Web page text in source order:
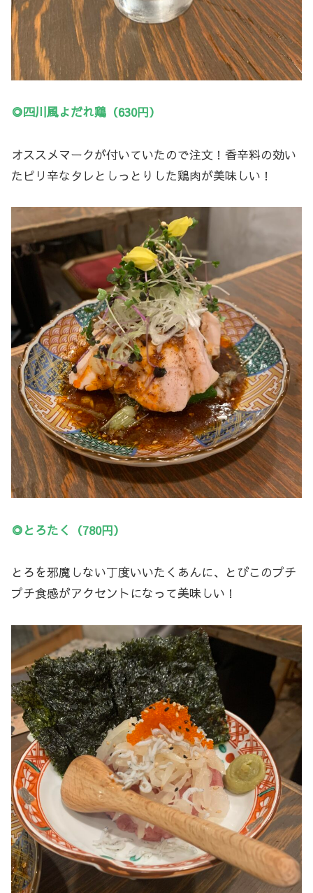
◎四川風よだれ鶏（630円）
オススメマークが付いていたので注文！香辛料の効い
たピリ辛なタレとしっとりした鶏肉が美味しい！
◎とろたく（780円）
とろを邪魔しない丁度いいたくあんに、とびこのプチ
プチ食感がアクセントになって美味しい！